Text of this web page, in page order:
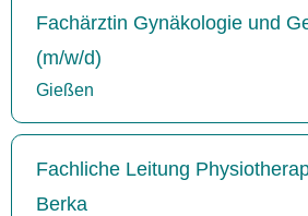
Fachärztin Gynäkologie und
(m/w/d)
Gießen
Fachliche Leitung
Berka